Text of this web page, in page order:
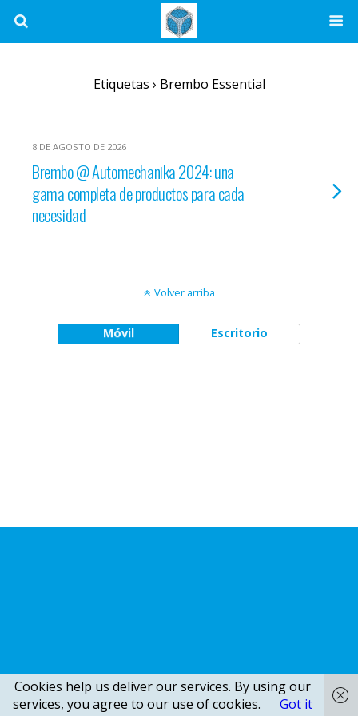
Etiquetas › Brembo Essential
8 DE AGOSTO DE 2026
Brembo @ Automechanika 2024: una
gama completa de productos para cada
necesidad
Volver arriba
Móvil Escritorio
Cookies help us deliver our services. By using our
services, you agree to our use of cookies.
Got it